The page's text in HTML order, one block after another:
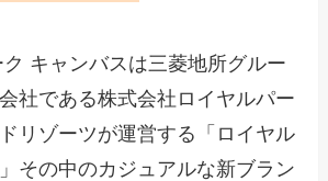
キャンバスは三菱地所グルー
社である株式会社ロイヤルパー
リゾーツが運営する「ロイヤル
その中のカジュアルな新ブラン